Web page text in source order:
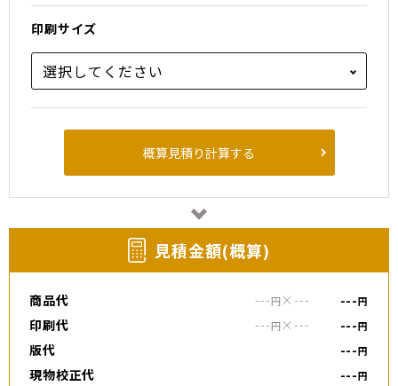
印刷サイズ
概算見積り計算する
⾒積⾦額(概算)
商品代 ---円×--- ---円
印刷代 ---円×--- ---円
版代 ---円
現物校正代 ---円